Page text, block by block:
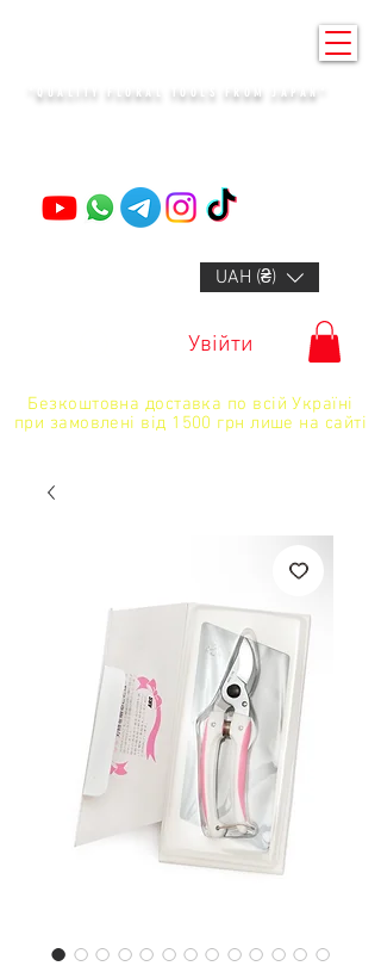
"QUALITY FLORAL TOOLS FROM JAPAN"
UAH (₴)
Увійти
Безкоштовна доставка по всій Україні
при замовлені від 1500 грн лише на сайті